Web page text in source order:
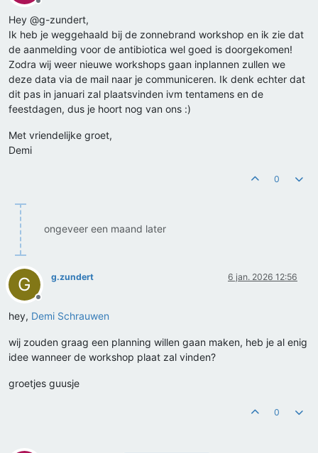
Offline
Hey @g-zundert,
Ik heb je weggehaald bij de zonnebrand workshop en ik zie dat
de aanmelding voor de antibiotica wel goed is doorgekomen!
Zodra wij weer nieuwe workshops gaan inplannen zullen we
deze data via de mail naar je communiceren. Ik denk echter dat
dit pas in januari zal plaatsvinden ivm tentamens en de
feestdagen, dus je hoort nog van ons :)
Met vriendelijke groet,
Demi
0
ongeveer een maand later
G
Offline
g.zundert 6 jan. 2026 12:56
hey, Demi Schrauwen
wij zouden graag een planning willen gaan maken, heb je al enig
idee wanneer de workshop plaat zal vinden?
groetjes guusje
0